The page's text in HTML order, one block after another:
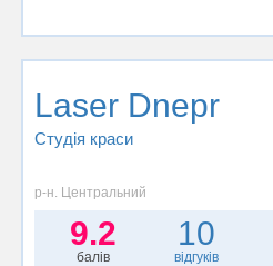
Laser Dnepr
Студія краси
р-н. Центральний
9.2
балів
10
відгуків